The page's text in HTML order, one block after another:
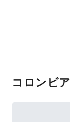
コロンビ